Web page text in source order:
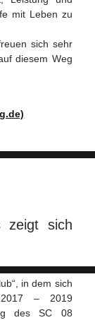
mit Leben zu
sich sehr
diesem Weg
zeigt sich
in dem sich
– 2019
des SC 08